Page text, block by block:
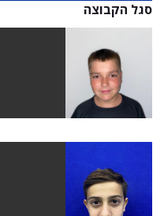
סגל הקבוצה